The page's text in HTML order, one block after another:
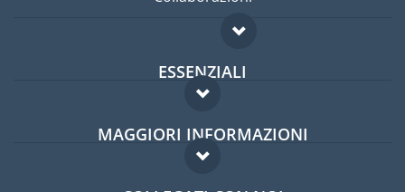
ESSENZIALI
Forum per expat
Guida per expat
MAGGIORI INFORMAZIONI
Domande frequenti